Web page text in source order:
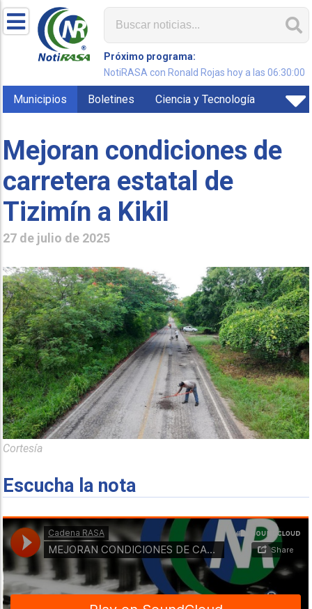
Próximo programa:
NotiRASA con Ronald Rojas hoy a las 06:30:00
Municipios Boletines Ciencia y Tecnología
Mejoran condiciones de
carretera estatal de
Tizimín a Kikil
27 de julio de 2025
Cortesía
Escucha la nota